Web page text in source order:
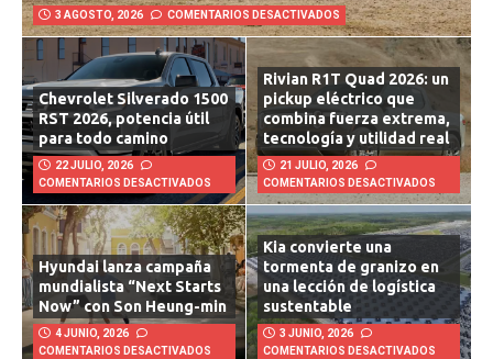
3 AGOSTO, 2026 COMENTARIOS DESACTIVADOS
Chevrolet Silverado 1500
RST 2026, potencia útil
para todo camino
22 JULIO, 2026
COMENTARIOS DESACTIVADOS
Rivian R1T Quad 2026: un
pickup eléctrico que
combina fuerza extrema,
tecnología y utilidad real
21 JULIO, 2026
COMENTARIOS DESACTIVADOS
Hyundai lanza campaña
mundialista “Next Starts
Now” con Son Heung-min
4 JUNIO, 2026
COMENTARIOS DESACTIVADOS
Kia convierte una
tormenta de granizo en
una lección de logística
sustentable
3 JUNIO, 2026
COMENTARIOS DESACTIVADOS